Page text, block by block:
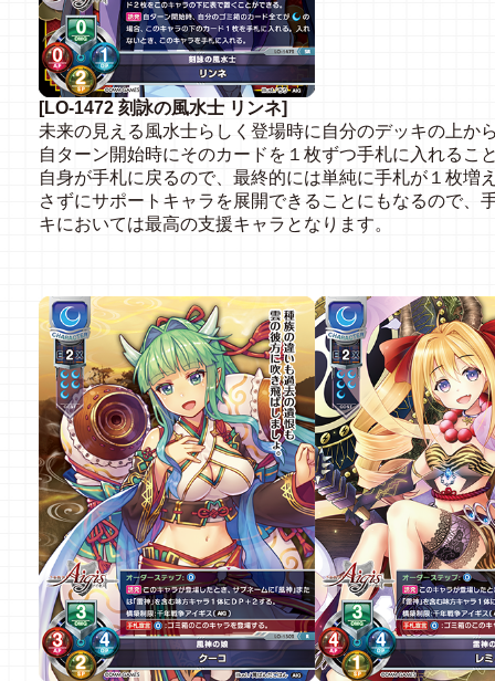
[LO-1472 刻詠の風水士 リンネ]
未来の見える風水士らしく登場時に自分のデッキの上か
自ターン開始時にそのカードを１枚ずつ手札に入れるこ
自身が手札に戻るので、最終的には単純に手札が１枚増
さずにサポートキャラを展開できることにもなるので、
キにおいては最高の支援キャラとなります。